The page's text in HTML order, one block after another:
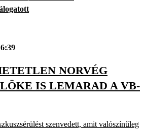
NORVÉG
IS LEMARAD A VB-
szenvedett, amit valószínűleg